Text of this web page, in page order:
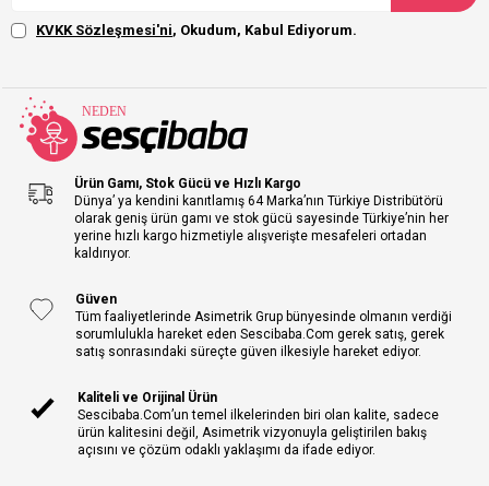
KVKK Sözleşmesi'ni, Okudum, Kabul Ediyorum.
Ürün Gamı, Stok Gücü ve Hızlı Kargo
Dünya’ ya kendini kanıtlamış 64 Marka’nın Türkiye Distribütörü
olarak geniş ürün gamı ve stok gücü sayesinde Türkiye’nin her
yerine hızlı kargo hizmetiyle alışverişte mesafeleri ortadan
kaldırıyor.
Güven
Tüm faaliyetlerinde Asimetrik Grup bünyesinde olmanın verdiği
sorumlulukla hareket eden Sescibaba.Com gerek satış, gerek
satış sonrasındaki süreçte güven ilkesiyle hareket ediyor.
Kaliteli ve Orijinal Ürün
Sescibaba.Com’un temel ilkelerinden biri olan kalite, sadece
ürün kalitesini değil, Asimetrik vizyonuyla geliştirilen bakış
açısını ve çözüm odaklı yaklaşımı da ifade ediyor.